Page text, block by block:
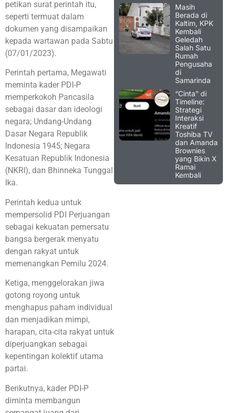
petikan surat perintah itu,
seperti termuat dalam
dokumen yang disampaikan
kepada wartawan pada Sabtu
(07/01/2023).
Perintah pertama, Megawati
meminta kader PDI-P
memperkokoh Pancasila
sebagai dasar dan ideologi
negara; Undang-Undang
Dasar Negara Republik
Indonesia 1945; Negara
Kesatuan Republik Indonesia
(NKRI), dan Bhinneka Tunggal
Ika.
Perintah kedua untuk
mempersolid PDI Perjuangan
sebagai kekuatan pemersatu
bangsa bergerak menyatu
dengan rakyat untuk
memenangkan Pemilu 2024.
Ketiga, menggelorakan jiwa
gotong royong untuk
menghapus paham individual
dan menjadikan mimpi,
harapan, cita-cita rakyat untuk
diperjuangkan sebagai
kepentingan kolektif utama
partai.
Berikutnya, kader PDI-P
diminta membangun
Masih
Berada di
Kaltim, KPK
Kembali
Geledah
Salah Satu
Rumah
Pengusaha
di
Samarinda
“Cinta” di
Timeline:
Strategi
Interaksi
Kreatif
Toshiba TV
dan Amanda
Brownies
yang Bikin X
Ramai
Kembali